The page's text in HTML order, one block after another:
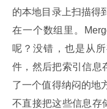
的本地目录上扫描得
在一个数组里。
呢？没错，也是从
件，然后把索引信息
了一个值得纳闷的地
不直接把这些信息存